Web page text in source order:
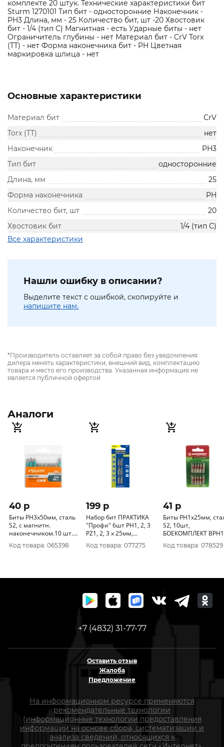
комплекте 20 штук. Технические характеристики бит
Sturm 1270101 Тип бит - односторонние Наконечник -
PH3 Длина, мм - 25 Количество бит, шт -20 Хвостовик
бит - 1/4 (тип С) Магнитная - есть Ударные биты - нет
Ограничитель глубины - нет Материал бит - CrV Torx
(TT) - нет Форма наконечника бит - PH Цветная
маркировка шлица - нет
Основные характеристики
Материал бит
CrV
Torx (TT)
нет
Наконечник
PH3
Тип бит
односторонние
Длина, мм
25
Форма наконечника
PH
Количество бит, шт
20
Хвостовик бит
1/4 (тип С)
Все характеристики
Нашли ошибку в описании?
Выделите текст с ошибкой, скопируйте и
напишите нам.
*Производитель оставляет за собой право без уведомления
дилера менять характеристики, внешний вид, комплектацию
товара и место его производства. Указанная информация не
является публичной офертой
Аналоги
40 p
Биты PH3х50мм, сталь
S2, с магнитн.
наконечником.10 шт.
1270203
Код товара: 065398
199 p
Набор бит ПРАКТИКА
"Профи" 6шт PH1, 2, 3
PZ1, 2, 3 x 25мм,
блистер 036-537
Код товара: 077275
41 p
Биты PH1x25мм, сталь
S2, 10шт,
БОЕКОМПЛЕКТ
25-10
Код товара: 078529
+7 (4832) 31-77-77
Оставить отзыв
Жалоба
Предложение
На информационном ресурсе применяются
рекомендательные технологии
(информационные технологии предоставления
информации на основе сбора, систематизации и
анализа сведений, относящихся к